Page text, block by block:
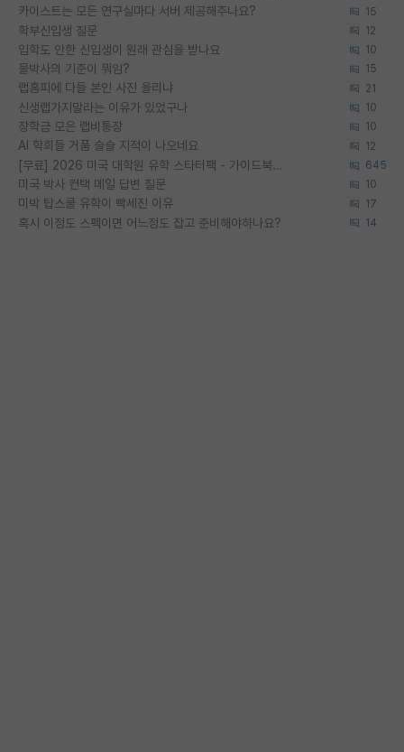
카이스트는 모든 연구실마다 서버 제공해주나요? 15
학부신입생 질문 12
입학도 안한 신입생이 원래 관심을 받나요 10
물박사의 기준이 뭐임? 15
랩홈피에 다들 본인 사진 올리냐 21
신생랩가지말라는 이유가 있었구나 10
장학금 모은 랩비통장 10
AI 학회들 거품 슬슬 지적이 나오네요 12
[무료] 2026 미국 대학원 유학 스타터팩 - 가이드북 & 합격자 컨택메일 템플릿 645
미국 박사 컨택 메일 답변 질문 10
미박 탑스쿨 유학이 빡세진 이유 17
혹시 이정도 스펙이면 어느정도 잡고 준비해야하나요? 14